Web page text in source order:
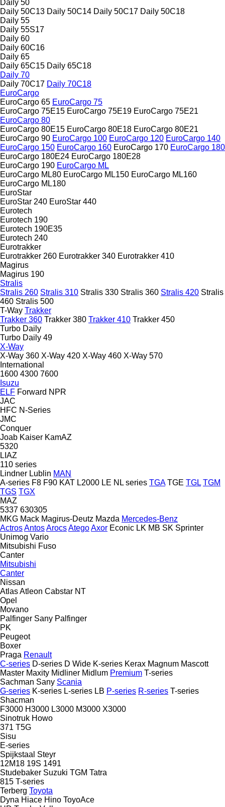
Daily 50
Daily 50C13 Daily 50C14 Daily 50C17 Daily 50C18
Daily 55
Daily 55S17
Daily 60
Daily 60C16
Daily 65
Daily 65C15 Daily 65C18
Daily 70
Daily 70C17 Daily 70C18
EuroCargo
EuroCargo 65 EuroCargo 75
EuroCargo 75E15 EuroCargo 75E19 EuroCargo 75E21
EuroCargo 80
EuroCargo 80E15 EuroCargo 80E18 EuroCargo 80E21
EuroCargo 90 EuroCargo 100 EuroCargo 120 EuroCargo 140
EuroCargo 150 EuroCargo 160 EuroCargo 170 EuroCargo 180
EuroCargo 180E24 EuroCargo 180E28
EuroCargo 190 EuroCargo ML
EuroCargo ML80 EuroCargo ML150 EuroCargo ML160
EuroCargo ML180
EuroStar
EuroStar 240 EuroStar 440
Eurotech
Eurotech 190
Eurotech 190E35
Eurotech 240
Eurotrakker
Eurotrakker 260 Eurotrakker 340 Eurotrakker 410
Magirus
Magirus 190
Stralis
Stralis 260 Stralis 310 Stralis 330 Stralis 360 Stralis 420 Stralis
460 Stralis 500
T-Way Trakker
Trakker 360 Trakker 380 Trakker 410 Trakker 450
Turbo Daily
Turbo Daily 49
X-Way
X-Way 360 X-Way 420 X-Way 460 X-Way 570
International
1600 4300 7600
Isuzu
ELF Forward NPR
JAC
HFC N-Series
JMC
Conquer
Joab Kaiser KamAZ
5320
LIAZ
110 series
Lindner Lublin MAN
A-series F8 F90 KAT L2000 LE NL series TGA TGE TGL TGM
TGS TGX
MAZ
5337 630305
MKG Mack Magirus-Deutz Mazda Mercedes-Benz
ActrosAntosArocsAtegoAxor Econic LK MB SK Sprinter
Unimog Vario
Mitsubishi Fuso
Canter
Mitsubishi
Canter
Nissan
AtlasAtleon Cabstar NT
Opel
Movano
Palfinger Sany Palfinger
PK
Peugeot
Boxer
Praga Renault
C-series D-series D Wide K-series Kerax Magnum Mascott
Master Maxity Midliner Midlum Premium T-series
Sachman Sany Scania
G-series K-series L-series LB P-series R-series T-series
Shacman
F3000 H3000 L3000 M3000 X3000
Sinotruk Howo
371 T5G
Sisu
E-series
Spijkstaal Steyr
12M18 19S 1491
Studebaker Suzuki TGM Tatra
815 T-series
Terberg Toyota
Dyna Hiace Hino ToyoAce